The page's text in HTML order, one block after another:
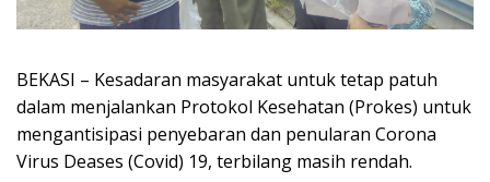
BEKASI – Kesadaran masyarakat untuk tetap patuh
dalam menjalankan Protokol Kesehatan (Prokes) untuk
mengantisipasi penyebaran dan penularan Corona
Virus Deases (Covid) 19, terbilang masih rendah.